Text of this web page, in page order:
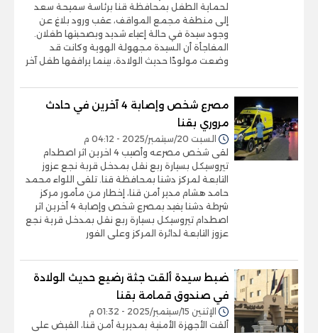
لحماية الطفل بمحافظة قنا برئاسة سميحة سعد
إلى منطقة مجمع المواقف، عقب ورود بلاغ عن
وجود سيدة في حالة إعياء شديد وبصحبتها طفلان.
المفاجأة أن السيدة مجهولة الهوية وكانت قد
وضعت مولودًا حديث الولادة، بينما يرافقها طفل آخر
مصرع شخص وإصابة 4 آخرين في حادث
مروري بقنا
السبت 20/سبتمبر/2025 - 04:12 م
لقى شخص مصرعه وأصيب 4 اخرين اثر اصطدام
تيروسيكل بسيارة ربع نقل بمدخل قربة نجع عزوز
التابعة لمركز دشنا بمحافظة قنا. تلقى اللواء محمد
حامد هشام مدير أمن قنا، إخطار من مأمور مركز
شرطة دشنا يفيد بمصرع شخص وإصابة 4 أخرين اثر
اصطدام تيروسيكل بسيارة ربع نقل بمدخل قرية نجع
عزوز التابعة لدائرة المركز وعلى الفور
ضبط سيدة ألقت جثة رضيع حديث الولادة
في صندوق قمامة بقنا
الإثنين 15/سبتمبر/2025 - 01:32 م
ألقت الأجهزة الأمنية بمديرية أمن قنا، القبض على